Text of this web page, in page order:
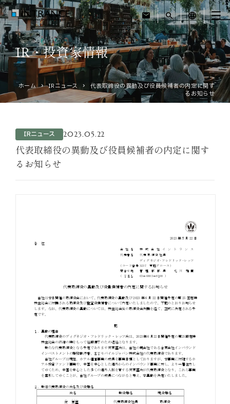
mail search language
トップ
企業情報
運営ホテル
IR・投資家情報
お知らせ
採用情報
お問い合わせ
サイトマップ勧誘方針IRポリシー
IR・投資家情報
ホーム IRニュース
代表取締役の異動及び役員候補者の内定に関す
るお知らせ
IRニュース 2023.05.22
代表取締役の異動及び役員候補者の内定に関す
るお知らせ